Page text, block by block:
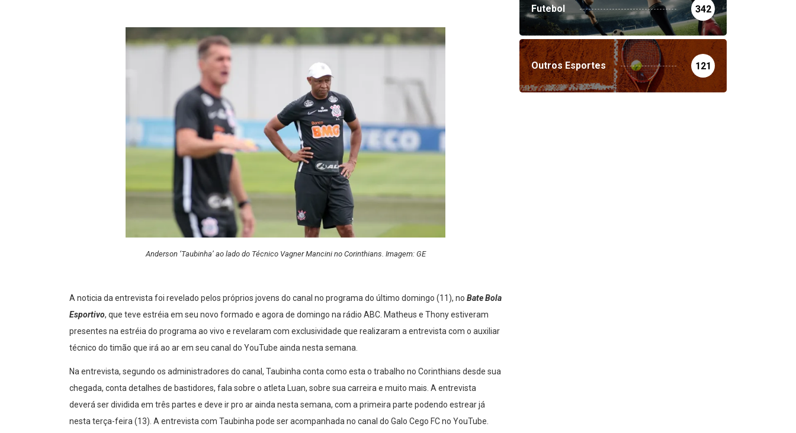
Anderson ‘Taubinha’ ao lado do Técnico Vagner Mancini no Corinthians. Imagem: GE
A noticia da entrevista foi revelado pelos próprios jovens do canal no programa do último domingo (11), no Bate Bola
Esportivo, que teve estréia em seu novo formado e agora de domingo na rádio ABC. Matheus e Thony estiveram
presentes na estréia do programa ao vivo e revelaram com exclusividade que realizaram a entrevista com o auxiliar
técnico do timão que irá ao ar em seu canal do YouTube ainda nesta semana.
Na entrevista, segundo os administradores do canal, Taubinha conta como esta o trabalho no Corinthians desde sua
chegada, conta detalhes de bastidores, fala sobre o atleta Luan, sobre sua carreira e muito mais. A entrevista
deverá ser dividida em três partes e deve ir pro ar ainda nesta semana, com a primeira parte podendo estrear já
nesta terça-feira (13). A entrevista com Taubinha pode ser acompanhada no canal do Galo Cego FC no YouTube.
Futebol 342
Outros Esportes 121